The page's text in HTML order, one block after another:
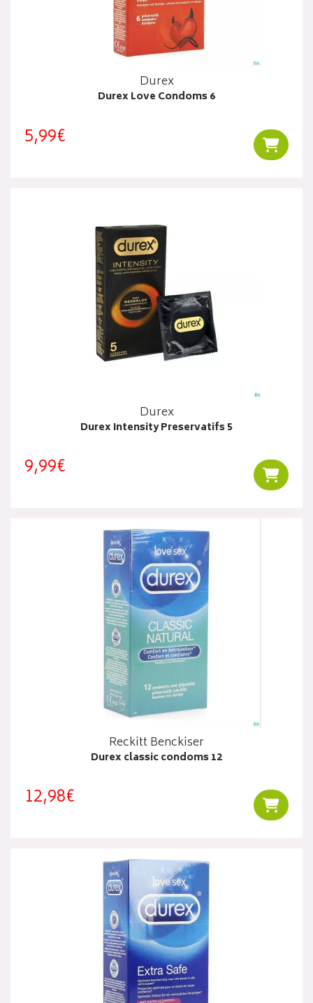
Durex
Durex Love Condoms 6
5,99€
Durex
Durex Intensity Preservatifs 5
9,99€
Reckitt Benckiser
Durex classic condoms 12
12,98€